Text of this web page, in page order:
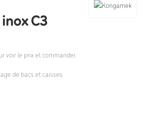
C3
voir le prix et commander.
de bacs et caisses